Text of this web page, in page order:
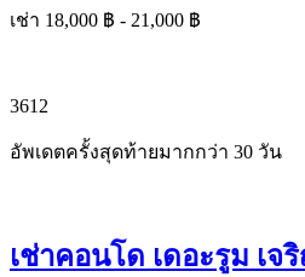
เช่า 18,000 ฿ - 21,000 ฿
3612
อัพเดตครั้งสุดท้ายมากกว่า 30 วัน
เช่าคอนโด เดอะรูม เจ